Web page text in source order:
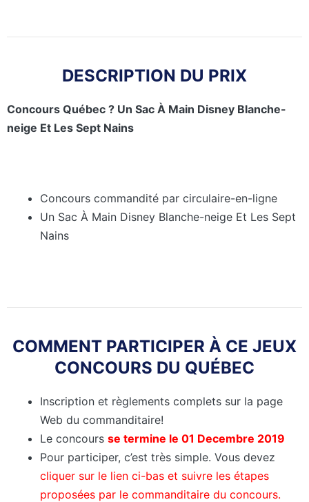
DESCRIPTION DU PRIX
Concours Québec ? Un Sac À Main Disney Blanche-
neige Et Les Sept Nains
Concours commandité par circulaire-en-ligne
Un Sac À Main Disney Blanche-neige Et Les Sept
Nains
COMMENT PARTICIPER À CE JEUX
CONCOURS DU QUÉBEC
Inscription et règlements complets sur la page
Web du commanditaire!
Le concours se termine le 01 Decembre 2019
Pour participer, c’est très simple. Vous devez
cliquer sur le lien ci-bas et suivre les étapes
proposées par le commanditaire du concours.